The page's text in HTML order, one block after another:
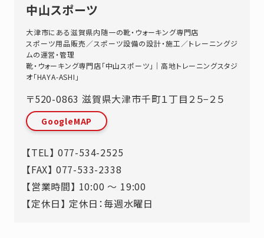
中山スポーツ
大津市にある滋賀県内随一の靴・ウォーキング専門店
スポーツ用品販売／スポーツ設備の設計・施工／トレーニングジ
ムの運営・管理
靴・ウォーキング専門店「中山スポーツ」｜高地トレーニングスタジ
オ「HAYA-ASHI」
〒520-0863 滋賀県大津市千町１丁目２５−２５
GoogleMAP
【TEL】 077-534-2525
【FAX】 077-533-2338
【営業時間】 10:00 ～ 19:00
【定休日】 定休日：毎週水曜日